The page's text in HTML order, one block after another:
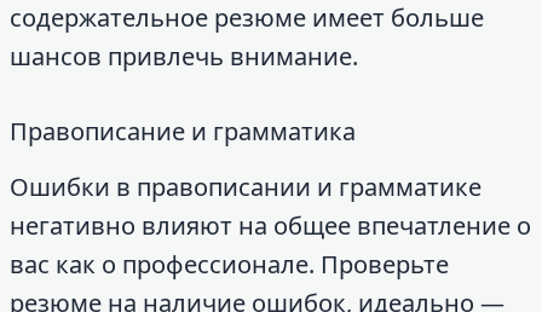
содержательное резюме имеет больше
шансов привлечь внимание.
Правописание и грамматика
Ошибки в правописании и грамматике
негативно влияют на общее впечатление о
вас как о профессионале. Проверьте
резюме на наличие ошибок, идеально —